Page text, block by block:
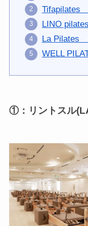
Tifapilates
LINO
La Pilates
WELL
①：リントスル